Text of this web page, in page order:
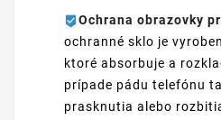
Ochrana obrazovky
ochranné sklo je
ktoré absorbuje a
prípade pádu telefónu
prasknutia alebo